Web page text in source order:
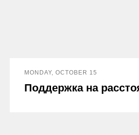
MONDAY, OCTOBER 15
Поддержка на